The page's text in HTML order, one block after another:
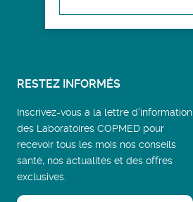
RESTEZ INFORMÉS
Inscrivez-vous à la lettre d’information
des Laboratoires COPMED pour
recevoir tous les mois nos conseils
santé, nos actualités et des offres
exclusives.